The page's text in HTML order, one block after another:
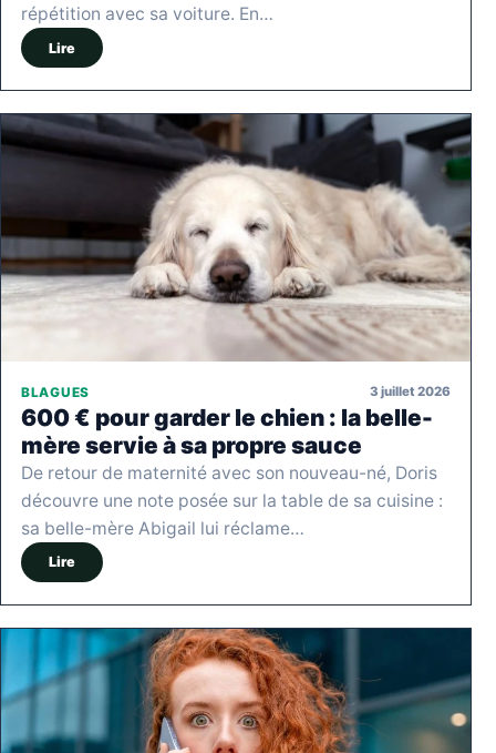
répétition avec sa voiture. En…
Lire
BLAGUES 3 juillet 2026
600 € pour garder le chien : la belle-
mère servie à sa propre sauce
De retour de maternité avec son nouveau-né, Doris
découvre une note posée sur la table de sa cuisine :
sa belle-mère Abigail lui réclame…
Lire